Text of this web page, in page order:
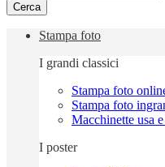
Cerca
Stampa foto
I grandi classici
Stampa foto
Stampa foto
Macchinette usa
I poster